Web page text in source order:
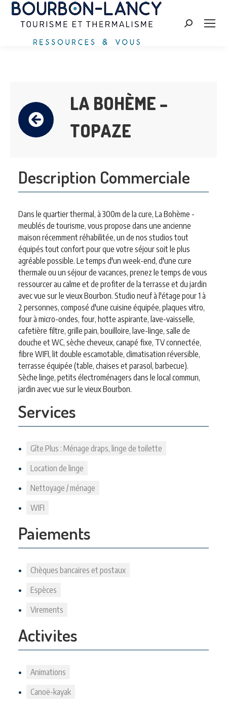
Zoeken:
LA BOHÈME –
TOPAZE
Description Commerciale
Dans le quartier thermal, à 300m de la cure, La Bohème -
meublés de tourisme, vous propose dans une ancienne
maison récemment réhabilitée, un de nos studios tout
équipés tout confort pour que votre séjour soit le plus
agréable possible. Le temps d'un week-end, d'une cure
thermale ou un séjour de vacances, prenez le temps de vous
ressourcer au calme et de profiter de la terrasse et du jardin
avec vue sur le vieux Bourbon. Studio neuf à l'étage pour 1 à
2 personnes, composé d'une cuisine équipée, plaques vitro,
four à micro-ondes, four, hotte aspirante, lave-vaisselle,
cafetière filtre, grille pain, bouilloire, lave-linge, salle de
douche et WC, sèche cheveux, canapé fixe, TV connectée,
fibre WIFI, lit double escamotable, climatisation réversible,
terrasse équipée (table, chaises et parasol, barbecue).
Sèche linge, petits électroménagers dans le local commun,
jardin avec vue sur le vieux Bourbon.
Services
Gîte Plus : Ménage draps, linge de toilette
Location de linge
Nettoyage / ménage
WIFI
Paiements
Chèques bancaires et postaux
Espèces
Virements
Activites
Animations
Canoë-kayak